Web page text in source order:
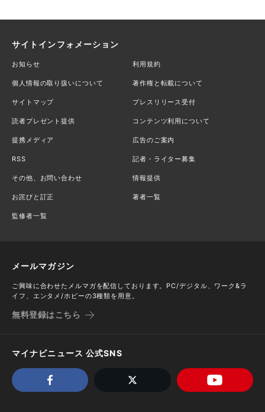
サイトインフォメーション
お知らせ 利用規約
個人情報の取り扱いについて 著作権と転載について
サイトマップ プレスリリース受付
読者プレゼント提供 コンテンツ利用について
提携メディア 広告のご案内
RSS 記者・ライター募集
その他、お問い合わせ 情報提供
お詫びと訂正 著者一覧
監修者一覧
メールマガジン
ご興味に合わせたメルマガを配信しております。PC/デジタル、ワーク&ラ
イフ、エンタメ/ホビーの3種類を用意。
無料登録はこちら
マイナビニュース 公式SNS